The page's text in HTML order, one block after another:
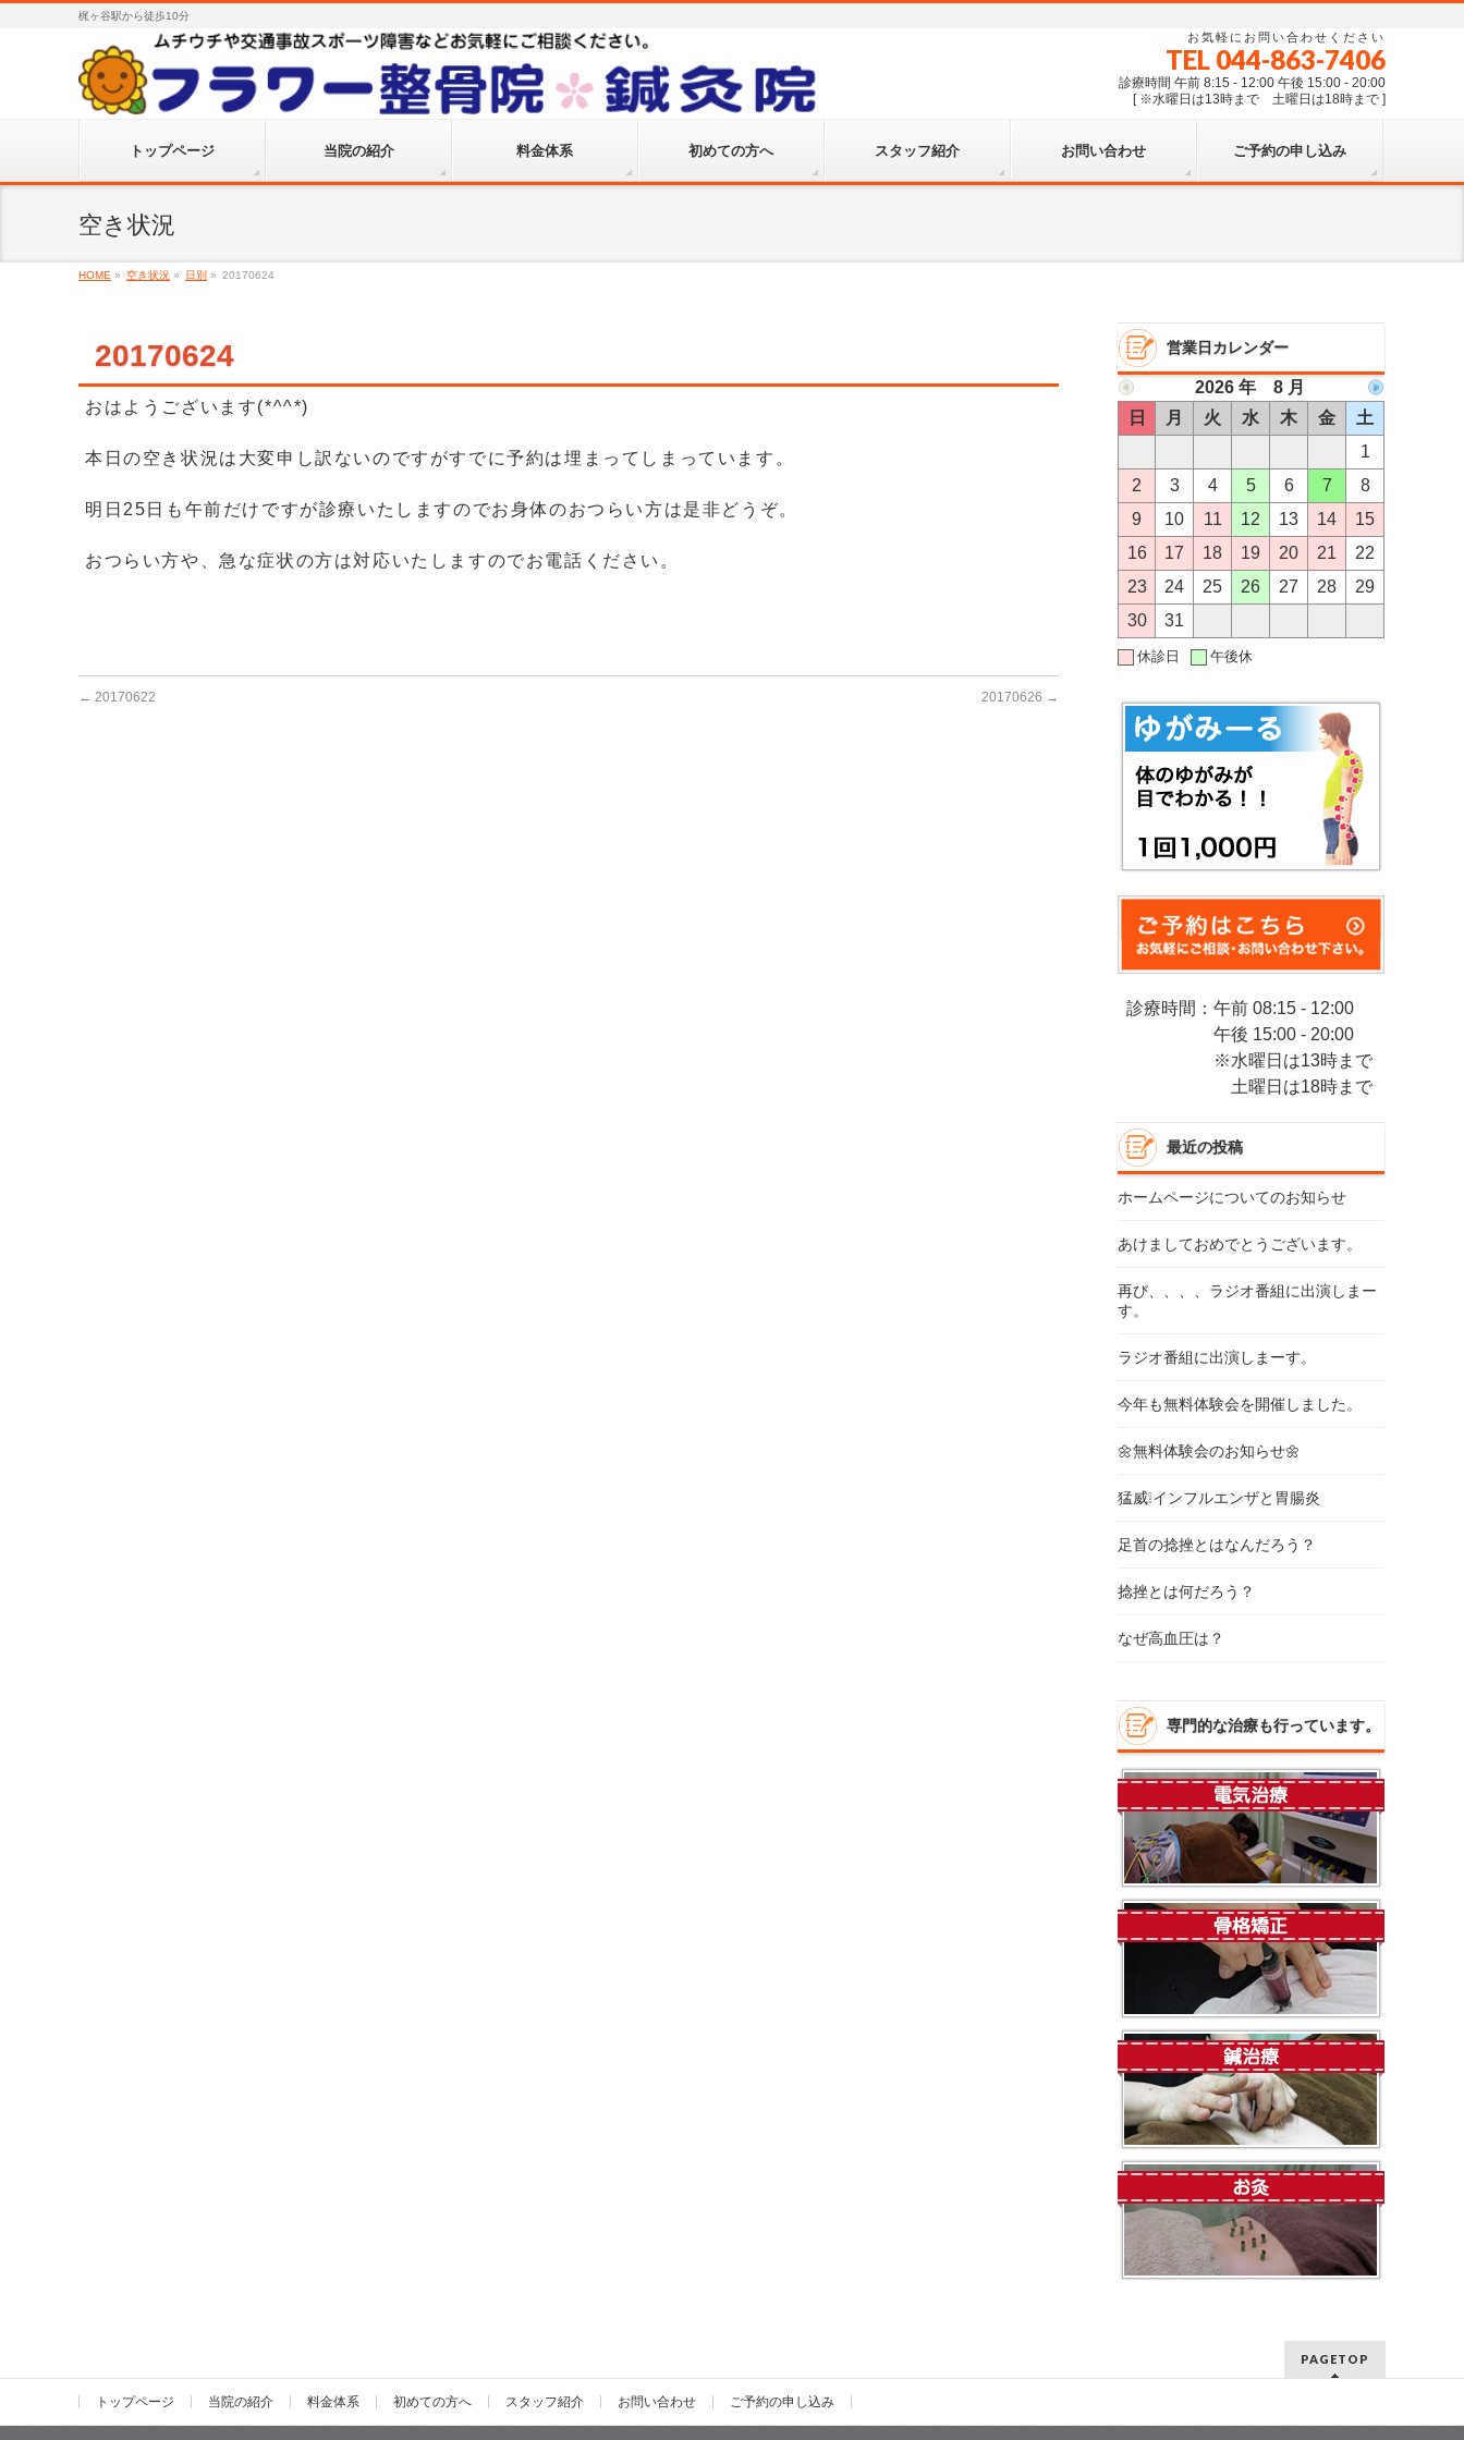
梶ヶ谷駅から徒歩10分
お気軽にお問い合わせください
TEL 044-863-7406
診療時間 午前 8:15 - 12:00 午後 15:00 - 20:00
[ ※水曜日は13時まで 土曜日は18時まで ]
トップページ 当院の紹介 料金体系 初めての方へ スタッフ紹介 お問い合わせ ご予約の申し込み
空き状況
HOME » 空き状況 » 日別 » 20170624
20170624
おはようございます(*^^*)
本日の空き状況は大変申し訳ないのですがすでに予約は埋まってしまっています。
明日25日も午前だけですが診療いたしますのでお身体のおつらい方は是非どうぞ。
おつらい方や、急な症状の方は対応いたしますのでお電話ください。
← 20170622 20170626 →
営業日カレンダー
2026 年 8 月
日
月 火 水 木 金
土
1
2
3 4 5 6 7
8
9
10 11 12 13 14
15
16
17 18 19 20 21
22
23
24 25 26 27 28
29
30
31
休診日 午後休
診療時間：午前 08:15 - 12:00
午後 15:00 - 20:00
※水曜日は13時まで
土曜日は18時まで
最近の投稿
ホームページについてのお知らせ
あけましておめでとうございます。
再び、、、、ラジオ番組に出演しまー
す。
ラジオ番組に出演しまーす。
今年も無料体験会を開催しました。
🌼無料体験会のお知らせ🌼
猛威❕インフルエンザと胃腸炎
足首の捻挫とはなんだろう？
捻挫とは何だろう？
なぜ高血圧は？
専門的な治療も行っています。
PAGETOP
トップページ 当院の紹介 料金体系 初めての方へ スタッフ紹介 お問い合わせ ご予約の申し込み